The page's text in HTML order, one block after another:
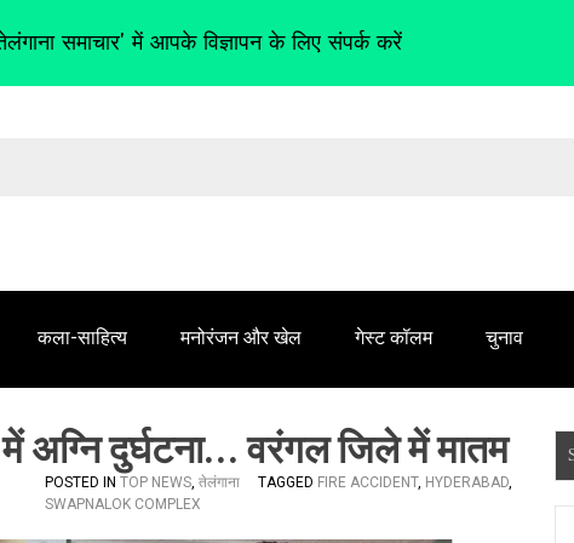
कला-साहित्य मनोरंजन और खेल गेस्ट कॉलम चुनाव
अग्नि दुर्घटना… वरंगल जिले में मातम
POSTED IN TOP NEWS, तेलंगाना TAGGED FIRE ACCIDENT, HYDERABAD,
SWAPNALOK COMPLEX
e
a
समाचार' में आपके विज्ञापन के लिए संपर्क करें